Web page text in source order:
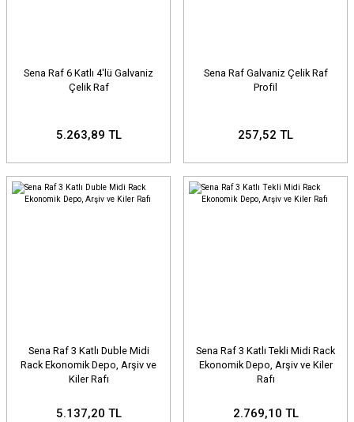
Sena Raf 6 Katlı 4'lü Galvaniz
Çelik Raf
5.263,89 TL
Sena Raf Galvaniz Çelik Raf
Profil
257,52 TL
Sena Raf 3 Katlı Duble Midi
Rack Ekonomik Depo, Arşiv ve
Kiler Rafı
5.137,20 TL
Sena Raf 3 Katlı Tekli Midi Rack
Ekonomik Depo, Arşiv ve Kiler
Rafı
2.769,10 TL